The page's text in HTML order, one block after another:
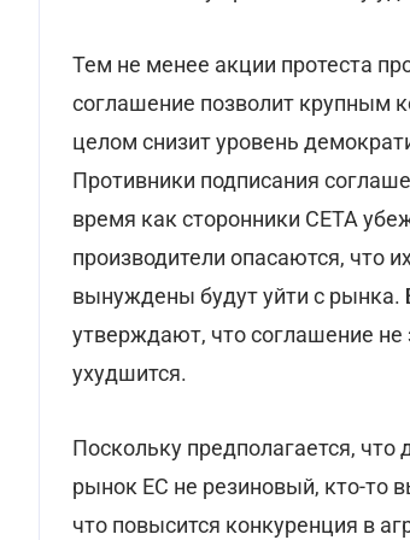
Тем не менее акции протеста
соглашение позволит крупным
целом снизит уровень
Противники подписания
время как сторонники CETA
производители опасаются, что
вынуждены будут уйти с рынка.
утверждают, что соглашение не
ухудшится.
Поскольку предполагается, что
рынок ЕС не резиновый, кто-то
что повысится конкуренция в